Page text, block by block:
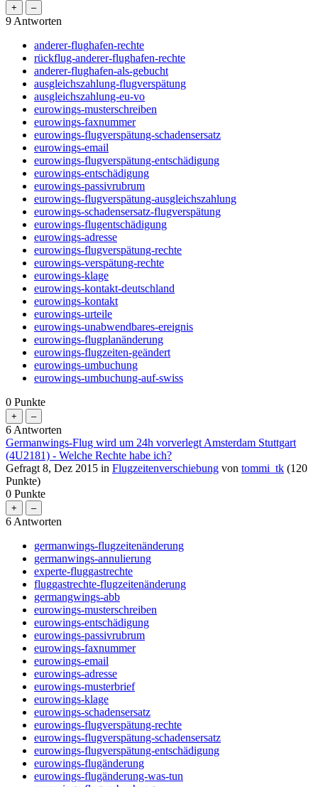
9 Antworten
anderer-flughafen-rechte
rückflug-anderer-flughafen-rechte
anderer-flughafen-als-gebucht
ausgleichszahlung-flugverspätung
ausgleichszahlung-eu-vo
eurowings-musterschreiben
eurowings-faxnummer
eurowings-flugverspätung-schadensersatz
eurowings-email
eurowings-flugverspätung-entschädigung
eurowings-entschädigung
eurowings-passivrubrum
eurowings-flugverspätung-ausgleichszahlung
eurowings-schadensersatz-flugverspätung
eurowings-flugentschädigung
eurowings-adresse
eurowings-flugverspätung-rechte
eurowings-verspätung-rechte
eurowings-klage
eurowings-kontakt-deutschland
eurowings-kontakt
eurowings-urteile
eurowings-unabwendbares-ereignis
eurowings-flugplanänderung
eurowings-flugzeiten-geändert
eurowings-umbuchung
eurowings-umbuchung-auf-swiss
0 Punkte
6 Antworten
Germanwings-Flug wird um 24h vorverlegt Amsterdam Stuttgart
(4U2181) - Welche Rechte habe ich?
Gefragt 8, Dez 2015 in Flugzeitenverschiebung von tommi_tk (120
Punkte)
0 Punkte
6 Antworten
germanwings-flugzeitenänderung
germanwings-annulierung
experte-fluggastrechte
fluggastrechte-flugzeitenänderung
germangwings-abb
eurowings-musterschreiben
eurowings-entschädigung
eurowings-passivrubrum
eurowings-faxnummer
eurowings-email
eurowings-adresse
eurowings-musterbrief
eurowings-klage
eurowings-schadensersatz
eurowings-flugverspätung-rechte
eurowings-flugverspätung-schadensersatz
eurowings-flugverspätung-entschädigung
eurowings-flugänderung
eurowings-flugänderung-was-tun